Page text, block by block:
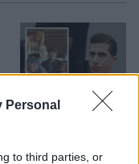
Personal
to third parties, or